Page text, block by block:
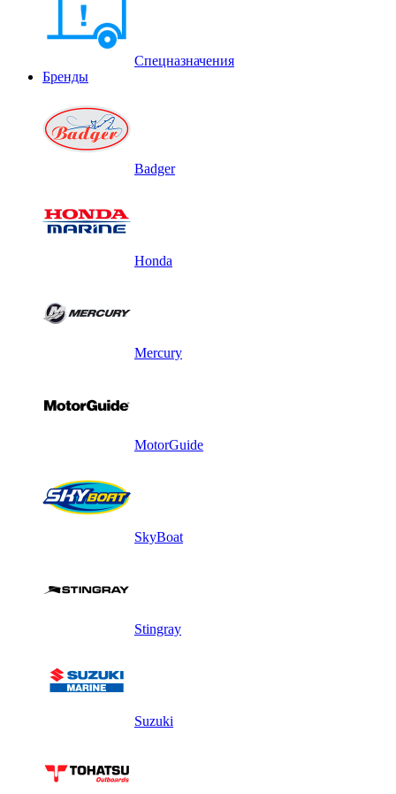
Спецназначения
Бренды
Badger
Honda
Mercury
MotorGuide
SkyBoat
Stingray
Suzuki